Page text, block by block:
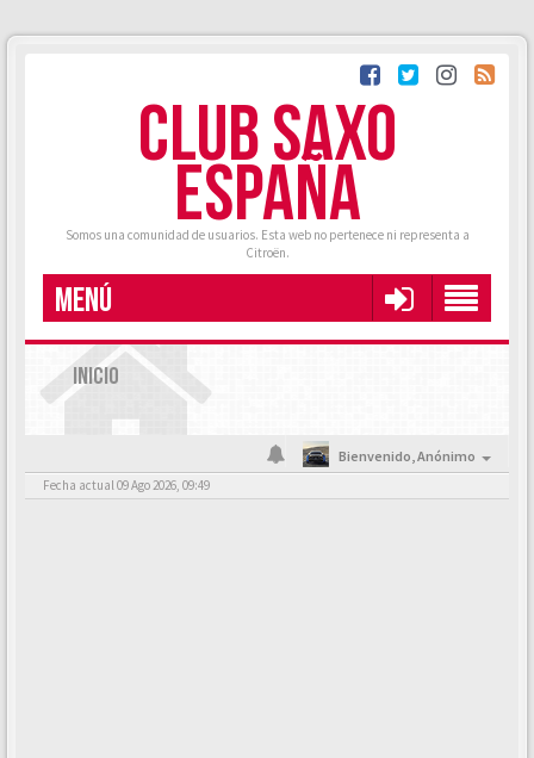
CLUB SAXO
ESPAÑA
Somos una comunidad de usuarios. Esta web no pertenece ni representa a
Citroën.
MENÚ
INICIO
Bienvenido,Anónimo
Fecha actual 09 Ago 2026, 09:49